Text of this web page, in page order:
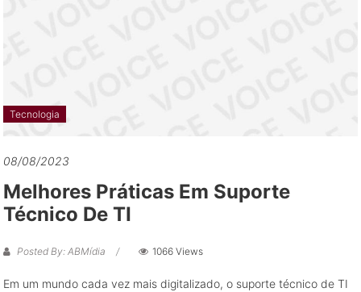
Tecnologia
08/08/2023
Melhores Práticas Em Suporte
Técnico De TI
Posted By: ABMídia 1066 Views
Em um mundo cada vez mais digitalizado, o suporte técnico de TI